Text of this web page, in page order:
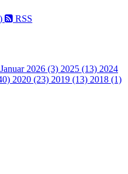
RSS
Januar 2026 (3) 2025 (13) 2024
2020 (23) 2019 (13) 2018 (1)